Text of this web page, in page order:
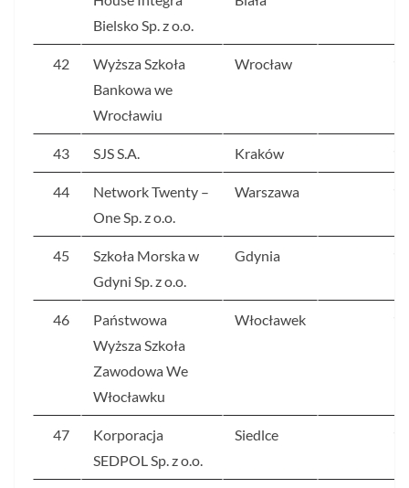
Bielsko Sp. z o.o.
42
Wyższa Szkoła
Bankowa we
Wrocławiu
Wrocław
43 SJS S.A. Kraków
44
Network Twenty –
One Sp. z o.o.
Warszawa
45
Szkoła Morska w
Gdyni Sp. z o.o.
Gdynia
46
Państwowa
Wyższa Szkoła
Zawodowa We
Włocławku
Włocławek
47
Korporacja
SEDPOL Sp. z o.o.
Siedlce